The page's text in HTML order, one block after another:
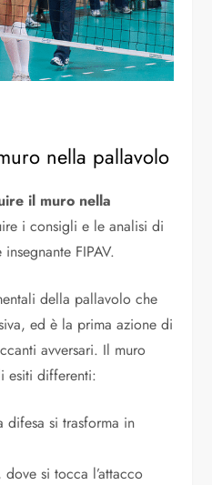
nella pallavolo
il muro nella
i consigli e le analisi di
FIPAV.
della pallavolo che
ed è la prima azione di
avversari. Il muro
esiti differenti:
difesa si trasforma in
si tocca l’attacco